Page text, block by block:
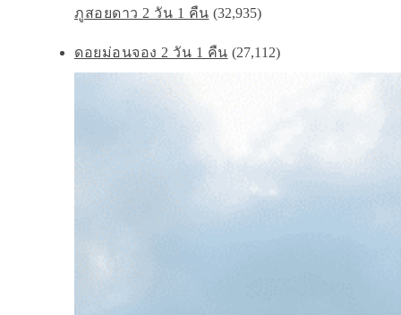
ภูสอยดาว 2 วัน 1 คืน (32,935)
ดอยม่อนจอง 2 วัน 1 คืน (27,112)